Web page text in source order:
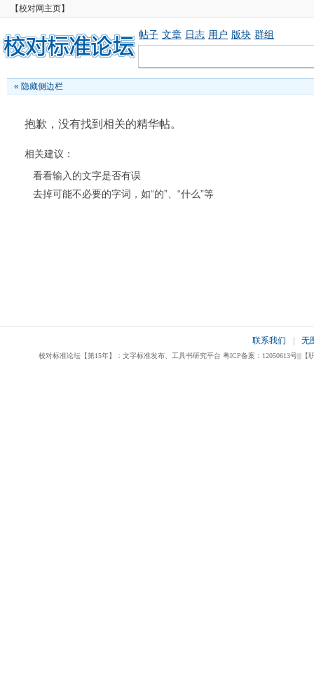
【校对网主页】
帖子 文章 日志 用户 版块 群组
« 隐藏侧边栏
抱歉，没有找到相关的精华帖。
相关建议：
看看输入的文字是否有误
去掉可能不必要的字词，如“的”、“什么”等
联系我们 无
校对标准论坛【第15年】：文字标准发布、工具书研究平台 粤ICP备案：12050613号|||【